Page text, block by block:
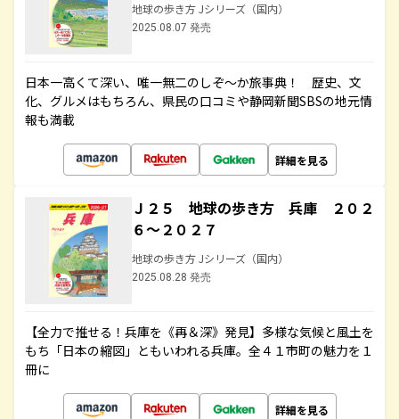
地球の歩き方 Jシリーズ（国内）
2025.08.07 発売
日本一高くて深い、唯一無二のしぞ～か旅事典！ 歴史、文
化、グルメはもちろん、県民の口コミや静岡新聞SBSの地元情
報も満載
詳細を見る
Ｊ２５ 地球の歩き方 兵庫 ２０２
６～２０２７
地球の歩き方 Jシリーズ（国内）
2025.08.28 発売
【全力で推せる！兵庫を《再＆深》発見】多様な気候と風土を
もち「日本の縮図」ともいわれる兵庫。全４１市町の魅力を１
冊に
詳細を見る